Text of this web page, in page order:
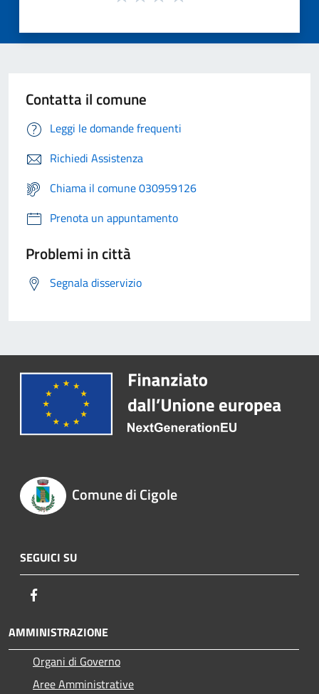
Contatta il comune
Leggi le domande frequenti
Richiedi Assistenza
Chiama il comune 030959126
Prenota un appuntamento
Problemi in città
Segnala disservizio
Comune di Cigole
SEGUICI SU
AMMINISTRAZIONE
Organi di Governo
Aree Amministrative